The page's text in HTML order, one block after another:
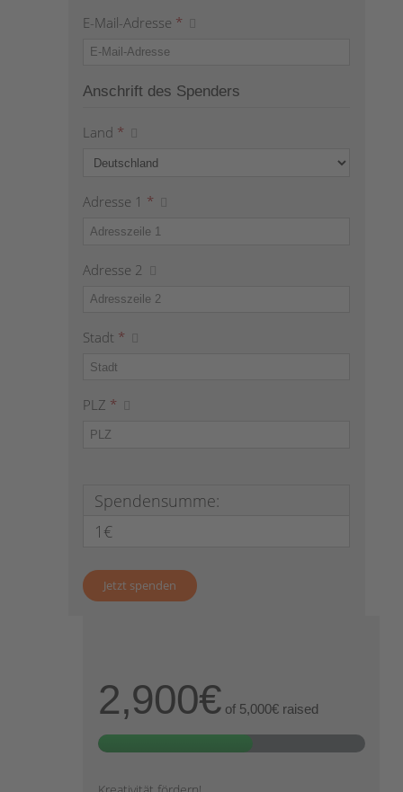
E-Mail-Adresse *
Anschrift des Spenders
Land *
Adresse 1 *
Adresse 2
Stadt *
PLZ *
Spendensumme:
1€
2,900€of 5,000€raised